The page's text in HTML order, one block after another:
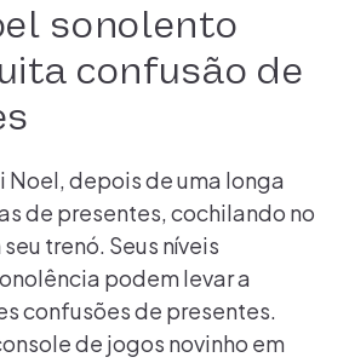
sonolento
confusão de
Noel, depois de uma longa
de presentes, cochilando no
trenó. Seus níveis
podem levar a
confusões de presentes.
de jogos novinho em